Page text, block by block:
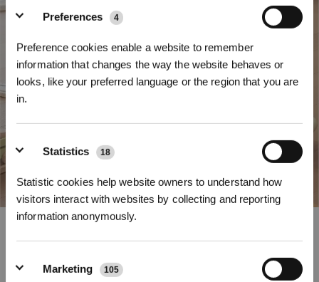
Preferences 4
Preference cookies enable a website to remember
information that changes the way the website behaves or
looks, like your preferred language or the region that you are
in.
Statistics 18
Statistic cookies help website owners to understand how
visitors interact with websites by collecting and reporting
information anonymously.
Marketing 105
neuronalen Deep-Learning-Netzwerken basiert, ermöglicht eine präzise
Objekterkennung und sofortige Konturerkennung. Das strukturierte Frontlicht
* Registrieren und Belohnungen sichern